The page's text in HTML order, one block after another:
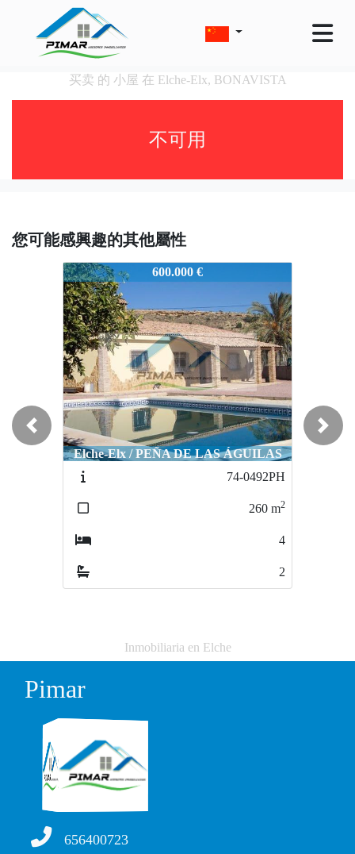
买卖 的 小屋 在 Elche-Elx, BONAVISTA
不可用
您可能感興趣的其他屬性
1453V579
600.000 €
Elche-Elx / PEÑA DE LAS ÁGUILAS
74-0492PH
260 m2
4
2
Previous Next
Inmobiliaria en Elche
Pimar
656400723